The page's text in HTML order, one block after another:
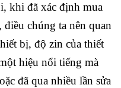
khi đã xác định mua
chúng ta nên quan
bị, độ zin của thiết
hiệu nổi tiếng mà
đã qua nhiều lần sửa